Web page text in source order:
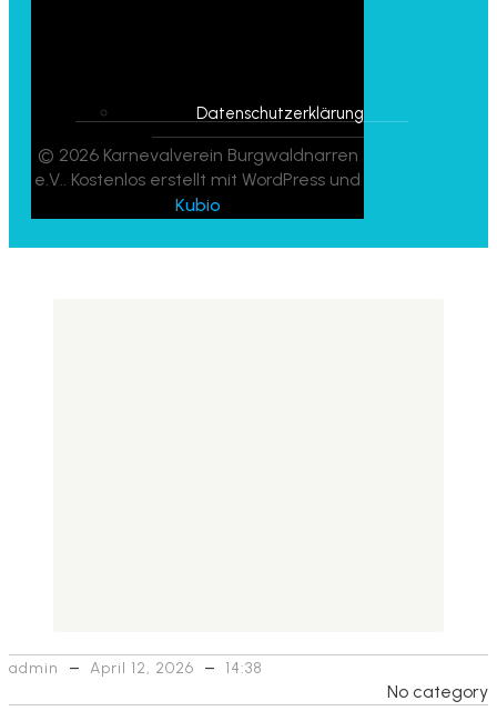
Datenschutzerklärung
© 2026 Karnevalverein Burgwaldnarren
e.V.. Kostenlos erstellt mit WordPress und
Kubio
admin – April 12, 2026 – 14:38
No category